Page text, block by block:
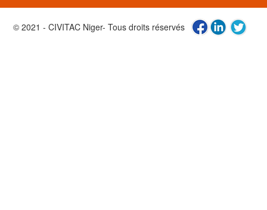
© 2021 - CIVITAC Niger- Tous droits réservés